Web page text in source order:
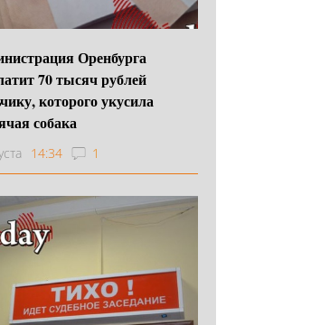
Оренбурга
70 тысяч рублей
которого укусила
собака
14:34 1